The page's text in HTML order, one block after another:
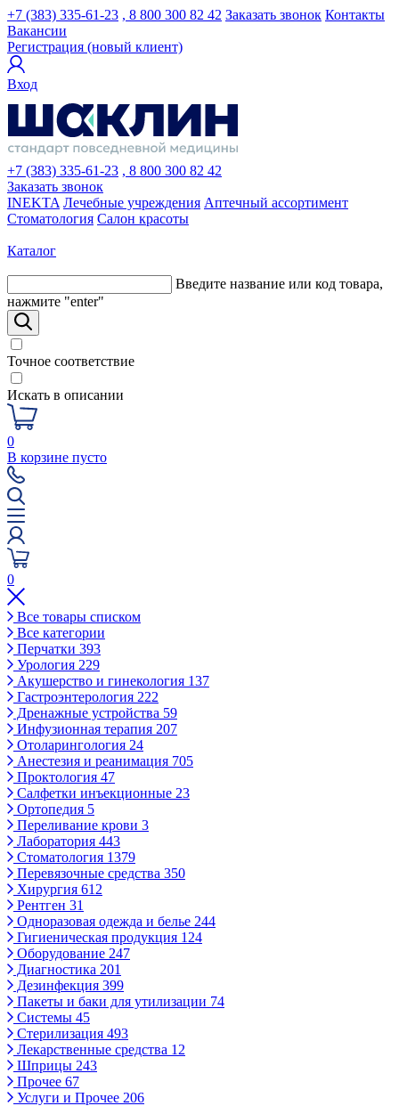
+7 (383) 335-61-23 , 8 800 300 82 42 Заказать звонок Контакты
Вакансии
Регистрация (новый клиент)
Вход
+7 (383) 335-61-23 , 8 800 300 82 42
Заказать звонок
INEKTA Лечебные учреждения Аптечный ассортимент
Стоматология Салон красоты
Каталог
Введите название или код товара,
нажмите "enter"
Точное соответствие
Искать в описании
0
В корзине пусто
0
Все товары списком
Все категории
Перчатки 393
Урология 229
Акушерство и гинекология 137
Гастроэнтерология 222
Дренажные устройства 59
Инфузионная терапия 207
Отоларингология 24
Анестезия и реанимация 705
Проктология 47
Салфетки инъекционные 23
Ортопедия 5
Переливание крови 3
Лаборатория 443
Стоматология 1379
Перевязочные средства 350
Хирургия 612
Рентген 31
Одноразовая одежда и белье 244
Гигиеническая продукция 124
Оборудование 247
Диагностика 201
Дезинфекция 399
Пакеты и баки для утилизации 74
Системы 45
Стерилизация 493
Лекарственные средства 12
Шприцы 243
Прочее 67
Услуги и Прочее 206